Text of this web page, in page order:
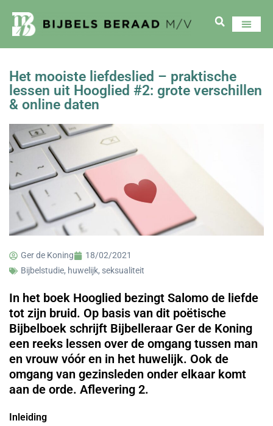
Het mooiste liefdeslied – praktische
lessen uit Hooglied #2: grote verschillen
& online daten
Ger de Koning
18/02/2021
Bijbelstudie, huwelijk, seksualiteit
In het boek Hooglied bezingt Salomo de liefde
tot zijn bruid. Op basis van dit poëtische
Bijbelboek schrijft Bijbelleraar Ger de Koning
een reeks lessen over de omgang tussen man
en vrouw vóór en in het huwelijk. Ook de
omgang van gezinsleden onder elkaar komt
aan de orde. Aflevering 2.
Inleiding